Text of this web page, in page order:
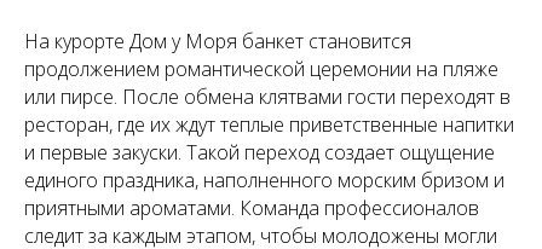
На курорте Дом у Моря банкет становится
продолжением романтической церемонии на пляже
или пирсе. После обмена клятвами гости переходят в
ресторан, где их ждут теплые приветственные напитки
и первые закуски. Такой переход создает ощущение
единого праздника, наполненного морским бризом и
приятными ароматами. Команда профессионалов
следит за каждым этапом, чтобы молодожены могли